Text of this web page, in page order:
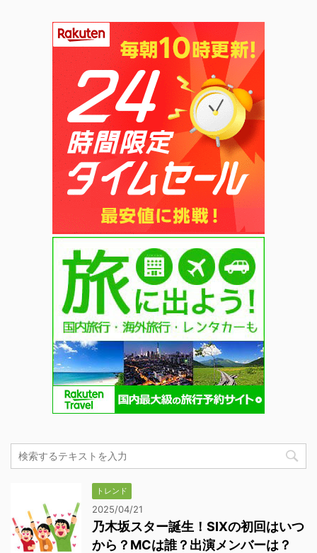
トレンド
2025/04/21
乃木坂スター誕生！SIXの初回はいつ
から？MCは誰？出演メンバーは？